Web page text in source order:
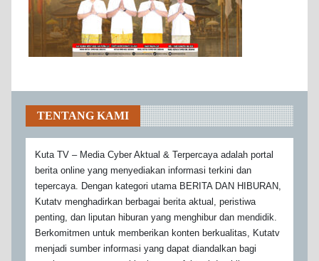
TENTANG KAMI
Kuta TV – Media Cyber Aktual & Terpercaya adalah portal
berita online yang menyediakan informasi terkini dan
tepercaya. Dengan kategori utama BERITA DAN HIBURAN,
Kutatv menghadirkan berbagai berita aktual, peristiwa
penting, dan liputan hiburan yang menghibur dan mendidik.
Berkomitmen untuk memberikan konten berkualitas, Kutatv
menjadi sumber informasi yang dapat diandalkan bagi